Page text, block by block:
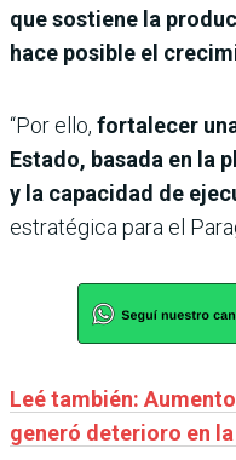
que sostiene la
hace posible el
“Por ello, fortalecer
Estado, basada en la
y la capacidad de
estratégica para el
Leé también:
generó deterioro en